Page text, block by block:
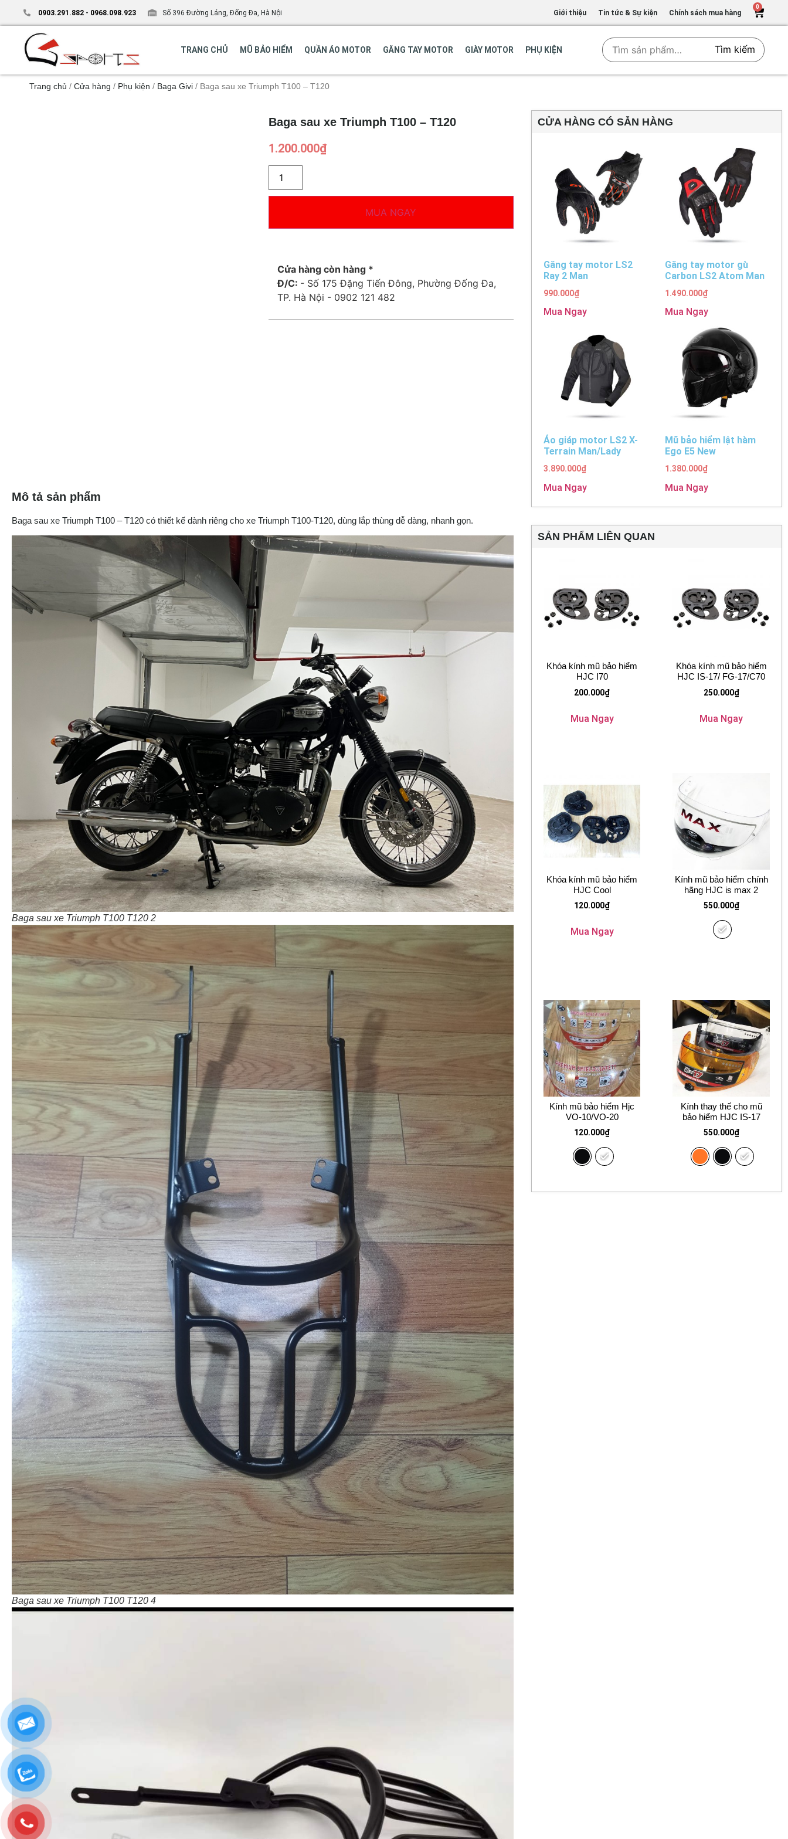
0903.291.882 - 0968.098.923 Số 396 Đường Láng, Đống Đa, Hà Nội Giới thiệu Tin tức & Sự kiện Chính sách mua hàng
0
TRANG CHỦ MŨ BẢO HIỂM QUẦN ÁO MOTOR GĂNG TAY MOTOR GIÀY MOTOR PHỤ KIỆN Tìm kiếm
Trang chủ / Cửa hàng / Phụ kiện / Baga Givi / Baga sau xe Triumph T100 – T120
Baga sau xe Triumph T100 – T120
1.200.000₫
MUA NGAY
Cửa hàng còn hàng *
Đ/C: - Số 175 Đặng Tiến Đông, Phường Đống Đa,
TP. Hà Nội - 0902 121 482
Mô tả sản phẩm
Baga sau xe Triumph T100 – T120 có thiết kế dành riêng cho xe Triumph T100-T120, dùng lắp thùng dễ dàng, nhanh gọn.
Baga sau xe Triumph T100 T120 2
Baga sau xe Triumph T100 T120 4
CỬA HÀNG CÓ SẴN HÀNG
Găng tay motor LS2
Ray 2 Man
990.000₫
Mua Ngay
Găng tay motor gù
Carbon LS2 Atom Man
1.490.000₫
Mua Ngay
Áo giáp motor LS2 X-
Terrain Man/Lady
3.890.000₫
Mua Ngay
Mũ bảo hiểm lật hàm
Ego E5 New
1.380.000₫
Mua Ngay
SẢN PHẨM LIÊN QUAN
Khóa kính mũ bảo hiểm
HJC I70
200.000₫
Mua Ngay
Khóa kính mũ bảo hiểm
HJC IS-17/ FG-17/C70
250.000₫
Mua Ngay
Khóa kính mũ bảo hiểm
HJC Cool
120.000₫
Mua Ngay
Kính mũ bảo hiểm chính
hãng HJC is max 2
550.000₫
Kính mũ bảo hiểm Hjc
VO-10/VO-20
120.000₫
Kính thay thế cho mũ
bảo hiểm HJC IS-17
550.000₫